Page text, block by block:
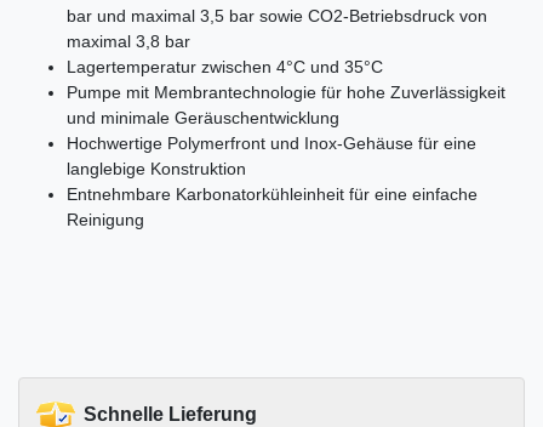
bar und maximal 3,5 bar sowie CO2-Betriebsdruck von
maximal 3,8 bar
Lagertemperatur zwischen 4°C und 35°C
Pumpe mit Membrantechnologie für hohe Zuverlässigkeit
und minimale Geräuschentwicklung
Hochwertige Polymerfront und Inox-Gehäuse für eine
langlebige Konstruktion
Entnehmbare Karbonatorkühleinheit für eine einfache
Reinigung
Schnelle Lieferung